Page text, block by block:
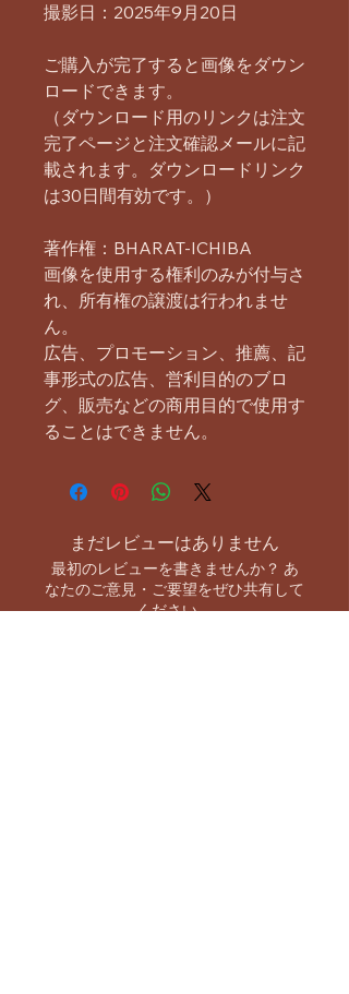
撮影日：2025年9月20日
ご購入が完了すると画像をダウン
ロードできます。
（ダウンロード用のリンクは注文
完了ページと注文確認メールに記
載されます。ダウンロードリンク
は30日間有効です。）
著作権：BHARAT-ICHIBA
画像を使用する権利のみが付与さ
れ、所有権の譲渡は行われませ
ん。
広告、プロモーション、推薦、記
事形式の広告、営利目的のブロ
グ、販売などの商用目的で使用す
ることはできません。
まだレビューはありません
最初のレビューを書きませんか？ あ
なたのご意見・ご要望をぜひ共有して
ください。